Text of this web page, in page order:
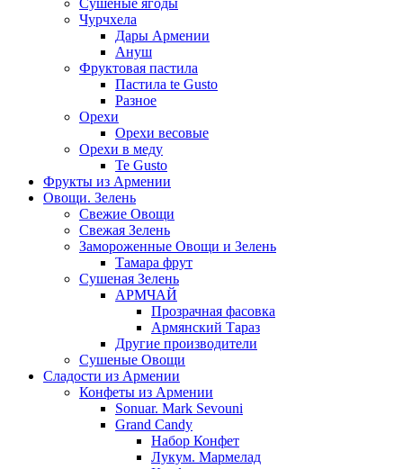
Сушеные ягоды
Чурчхела
Дары Армении
Ануш
Фруктовая пастила
Пастила te Gusto
Разное
Орехи
Орехи весовые
Орехи в меду
Te Gusto
Фрукты из Армении
Овощи. Зелень
Свежие Овощи
Свежая Зелень
Замороженные Овощи и Зелень
Тамара фрут
Сушеная Зелень
АРМЧАЙ
Прозрачная фасовка
Армянский Тараз
Другие производители
Сушеные Овощи
Сладости из Армении
Конфеты из Армении
Sonuar. Mark Sevouni
Grand Candy
Набор Конфет
Лукум. Мармелад